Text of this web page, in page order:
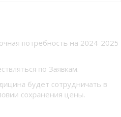
потребность на 2024-2025
по Заявкам.
будет сотрудничать в
сохранения цены.